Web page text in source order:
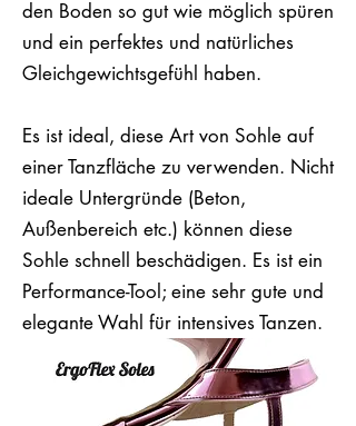
den Boden so gut wie möglich spüren
und ein perfektes und natürliches
Gleichgewichtsgefühl haben.
Es ist ideal, diese Art von Sohle auf
einer Tanzfläche zu verwenden. Nicht
ideale Untergründe (Beton,
Außenbereich etc.) können diese
Sohle schnell beschädigen. Es ist ein
Performance-Tool; eine sehr gute und
elegante Wahl für intensives Tanzen.